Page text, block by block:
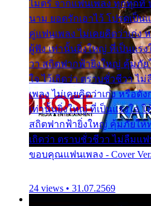
ไมตรี จากแฟนเพลง ทุกทุกที่
นาม ยอดรักเอาไว้ โปรดเป็น
คู่แฟนเพลง ไม่เคยคิดว่าเก่ง
ผู้ฟัง เท่านั้นยิ่งใหญ่ ที่เป็นแร
วา สถิตฟากฟ้ายิ่งใหญ่ คุ้มภัย
ใจ ไว้เถิดว่า ตราบชั่วชีวา ไ
เพลง ไม่เคยคิดว่าเก่ง หรือดั
เท่านั้นยิ่งใหญ่ ที่เป็นแรงใจ ใ
สถิตฟากฟ้ายิ่งใหญ่ คุ้มภัยให้
เถิดว่า ตราบชั่วชีวา ไม่ลืมแฟ
ขอบคุณแฟนเพลง - Cover
24 views • 31.07.2569